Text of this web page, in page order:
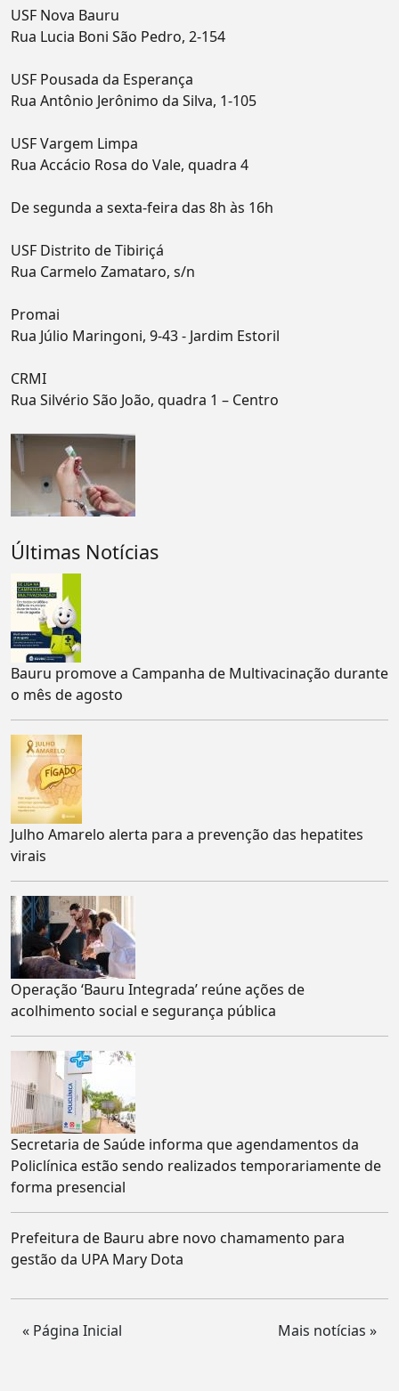
USF Nova Bauru
Rua Lucia Boni São Pedro, 2-154
USF Pousada da Esperança
Rua Antônio Jerônimo da Silva, 1-105
USF Vargem Limpa
Rua Accácio Rosa do Vale, quadra 4
De segunda a sexta-feira das 8h às 16h
USF Distrito de Tibiriçá
Rua Carmelo Zamataro, s/n
Promai
Rua Júlio Maringoni, 9-43 - Jardim Estoril
CRMI
Rua Silvério São João, quadra 1 – Centro
Últimas Notícias
Bauru promove a Campanha de Multivacinação durante
o mês de agosto
Julho Amarelo alerta para a prevenção das hepatites
virais
Operação ‘Bauru Integrada’ reúne ações de
acolhimento social e segurança pública
Secretaria de Saúde informa que agendamentos da
Policlínica estão sendo realizados temporariamente de
forma presencial
Prefeitura de Bauru abre novo chamamento para
gestão da UPA Mary Dota
« Página Inicial Mais notícias »